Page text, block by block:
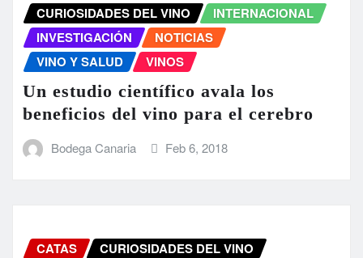
CURIOSIDADES DEL VINO
INTERNACIONAL
INVESTIGACIÓN
NOTICIAS
VINO Y SALUD
VINOS
Un estudio científico avala los
beneficios del vino para el cerebro
Bodega Canaria Feb 6, 2018
CATAS
CURIOSIDADES DEL VINO